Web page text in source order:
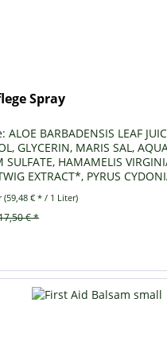
Spray
BARBADENSIS LEAF
GLYCERIN, MARIS SAL,
SULFATE, HAMAMELIS
EXTRACT*, PYRUS
(59,48 € * / 1 Liter)
€ *